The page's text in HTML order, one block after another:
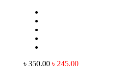
৳ 350.00 ৳ 245.00